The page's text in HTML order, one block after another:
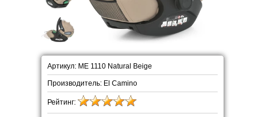
Артикул: ME 1110 Natural Beige
Производитель: El Camino
Рейтинг: